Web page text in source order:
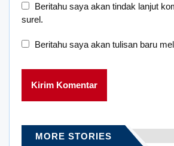
Beritahu saya akan tindak lanjut
surel.
Beritahu saya akan tulisan baru
MORE STORIES